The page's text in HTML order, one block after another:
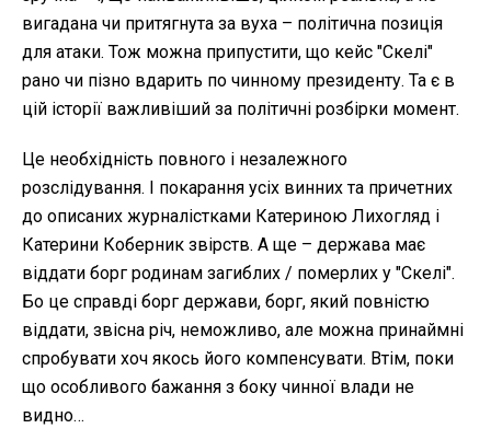
вигадана чи притягнута за вуха – політична позиція
для атаки. Тож можна припустити, що кейс "Скелі"
рано чи пізно вдарить по чинному президенту. Та є в
цій історії важливіший за політичні розбірки момент.
Це необхідність повного і незалежного
розслідування. І покарання усіх винних та причетних
до описаних журналістками Катериною Лихогляд і
Катерини Коберник звірств. А ще – держава має
віддати борг родинам загиблих / померлих у "Скелі".
Бо це справді борг держави, борг, який повністю
віддати, звісна річ, неможливо, але можна принаймні
спробувати хоч якось його компенсувати. Втім, поки
що особливого бажання з боку чинної влади не
видно…